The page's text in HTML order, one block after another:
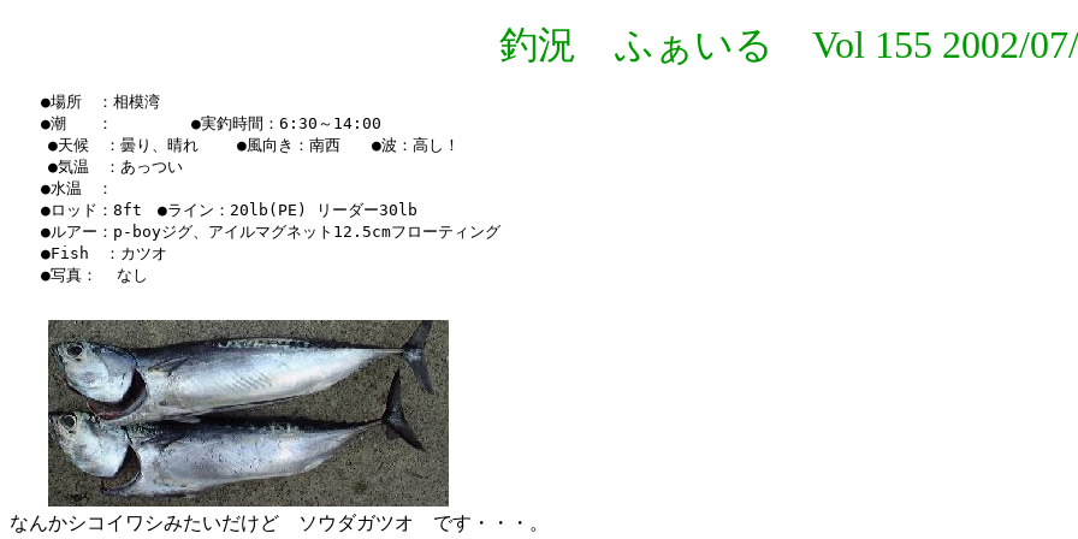
釣況 ふぁいる Vol 155 2002/
●場所　：相模湾
●潮　　：　　　　　●実釣時間：6:30～14:00
    ●天候　：曇り、晴れ    ●風向き：南西　　●波：高し！
    ●気温　：あっつい
●水温　：
●ロッド：8ft　●ライン：20lb(PE) リーダー30lb
●ルアー：p-boyジグ、アイルマグネット12.5cmフローティング
●Fish　：カツオ
●写真：  なし
なんかシコイワシみたいだけど ソウダガツオ です・・・。